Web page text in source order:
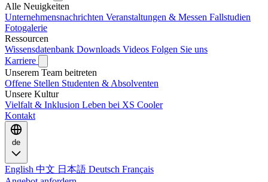
Alle Neuigkeiten
Unternehmensnachrichten Veranstaltungen & Messen Fallstudien
Fotogalerie
Ressourcen
Wissensdatenbank Downloads Videos Folgen Sie uns
Karriere
Unserem Team beitreten
Offene Stellen Studenten & Absolventen
Unsere Kultur
Vielfalt & Inklusion Leben bei XS Cooler
Kontakt
de
English 中文 日本語 Deutsch Français